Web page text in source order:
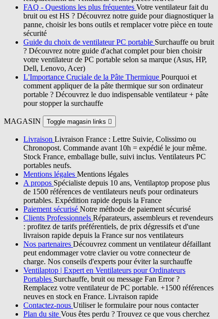
FAQ - Questions les plus fréquentes Votre ventilateur fait du
bruit ou est HS ? Découvrez notre guide pour diagnostiquer la
panne, choisir les bons outils et remplacer votre pièce en toute
sécurité
Guide du choix de ventilateur PC portable Surchauffe ou bruit
? Découvrez notre guide d'achat complet pour bien choisir
votre ventilateur de PC portable selon sa marque (Asus, HP,
Dell, Lenovo, Acer)
L'Importance Cruciale de la Pâte Thermique Pourquoi et
comment appliquer de la pâte thermique sur son ordinateur
portable ? Découvrez le duo indispensable ventilateur + pâte
pour stopper la surchauffe
MAGASIN Toggle magasin links 
Livraison Livraison France : Lettre Suivie, Colissimo ou
Chronopost. Commande avant 10h = expédié le jour même.
Stock France, emballage bulle, suivi inclus. Ventilateurs PC
portables neufs.
Mentions légales Mentions légales
A propos Spécialiste depuis 10 ans, Ventilaptop propose plus
de 1500 références de ventilateurs neufs pour ordinateurs
portables. Expédition rapide depuis la France
Paiement sécurisé Notre méthode de paiement sécurisé
Clients Professionnels Réparateurs, assembleurs et revendeurs
: profitez de tarifs préférentiels, de prix dégressifs et d'une
livraison rapide depuis la France sur nos ventilateurs
Nos partenaires Découvrez comment un ventilateur défaillant
peut endommager votre clavier ou votre connecteur de
charge. Nos conseils d'experts pour éviter la surchauffe
Ventilaptop | Expert en Ventilateurs pour Ordinateurs
Portables Surchauffe, bruit ou message Fan Error ?
Remplacez votre ventilateur de PC portable. +1500 références
neuves en stock en France. Livraison rapide
Contactez-nous Utiliser le formulaire pour nous contacter
Plan du site Vous êtes perdu ? Trouvez ce que vous cherchez